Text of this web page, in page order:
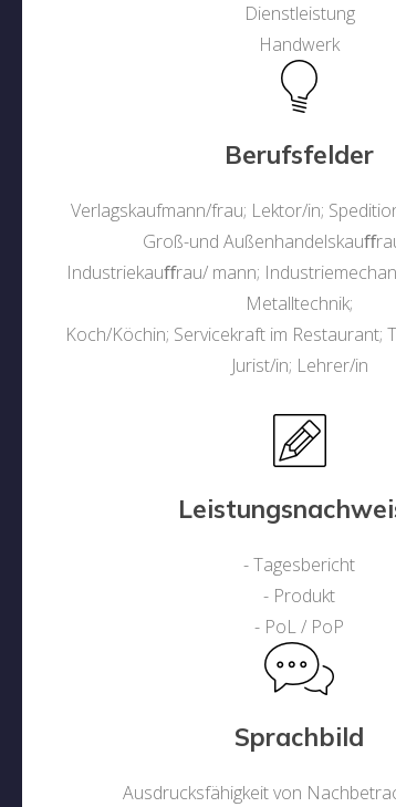
Dienstleistung
Handwerk
Berufsfelder
Verlagskaufmann/frau; Lektor/in;
Groß-und
Industriekauﬀrau/ mann;
Metalltechnik;
Koch/Köchin; Servicekraft im Restaurant;
Jurist/in; Lehrer/in
- Tagesbericht
- Produkt
- PoL / PoP
Sprachbild
Ausdrucksfähigkeit von